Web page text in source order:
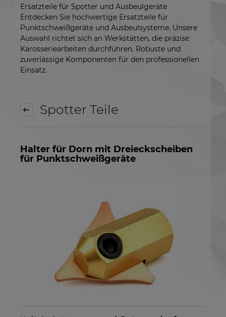
Ersatzteile für Spotter und Ausbeulgeräte
Entdecken Sie hochwertige Ersatzteile für
Punktschweißgeräte und Ausbeulsysteme. Unsere
Auswahl richtet sich an Werkstätten, die präzise
Karosseriearbeiten durchführen. Robuste und
zuverlässige Komponenten für den professionellen
Einsatz.
Spotter Teile
Halter für Dorn mit Dreieckscheiben
für Punktschweißgeräte